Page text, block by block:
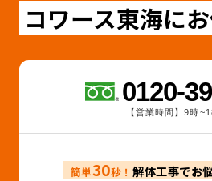
コワース東海に
0120-
【営業時間】9時
簡単30秒！解体工事でお